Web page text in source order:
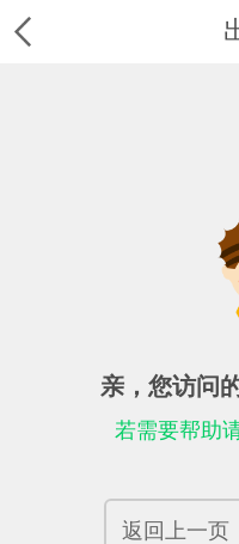
亲，您访问
若需要帮助
返回上一页